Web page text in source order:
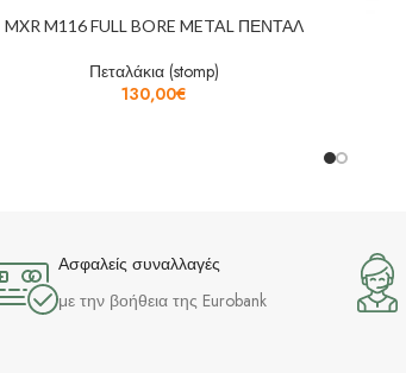
MXR M116 FULL BORE METAL ΠΕΝΤΑΛ
Πεταλάκια (stomp)
130,00€
Ασφαλείς συναλλαγές
με την βοήθεια της Eurobank